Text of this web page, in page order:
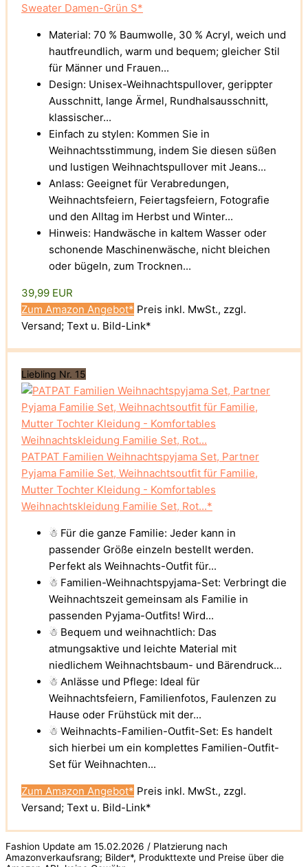
Sweater Damen-Grün S*
Material: 70 % Baumwolle, 30 % Acryl, weich und
hautfreundlich, warm und bequem; gleicher Stil
für Männer und Frauen...
Design: Unisex-Weihnachtspullover, gerippter
Ausschnitt, lange Ärmel, Rundhalsausschnitt,
klassischer...
Einfach zu stylen: Kommen Sie in
Weihnachtsstimmung, indem Sie diesen süßen
und lustigen Weihnachtspullover mit Jeans...
Anlass: Geeignet für Verabredungen,
Weihnachtsfeiern, Feiertagsfeiern, Fotografie
und den Alltag im Herbst und Winter...
Hinweis: Handwäsche in kaltem Wasser oder
schonende Maschinenwäsche, nicht bleichen
oder bügeln, zum Trocknen...
39,99 EUR
Zum Amazon Angebot* Preis inkl. MwSt., zzgl.
Versand; Text u. Bild-Link*
Liebling Nr. 15
PATPAT Familien Weihnachtspyjama Set, Partner
Pyjama Familie Set, Weihnachtsoutfit für Familie,
Mutter Tochter Kleidung - Komfortables
Weihnachtskleidung Familie Set, Rot...*
☃ Für die ganze Familie: Jeder kann in
passender Größe einzeln bestellt werden.
Perfekt als Weihnachts-Outfit für...
☃ Familien-Weihnachtspyjama-Set: Verbringt die
Weihnachtszeit gemeinsam als Familie in
passenden Pyjama-Outfits! Wird...
☃ Bequem und weihnachtlich: Das
atmungsaktive und leichte Material mit
niedlichem Weihnachtsbaum- und Bärendruck...
☃ Anlässe und Pflege: Ideal für
Weihnachtsfeiern, Familienfotos, Faulenzen zu
Hause oder Frühstück mit der...
☃ Weihnachts-Familien-Outfit-Set: Es handelt
sich hierbei um ein komplettes Familien-Outfit-
Set für Weihnachten...
Zum Amazon Angebot* Preis inkl. MwSt., zzgl.
Versand; Text u. Bild-Link*
Fashion Update am 15.02.2026 / Platzierung nach
Amazonverkaufsrang; Bilder*, Produkttexte und Preise über die